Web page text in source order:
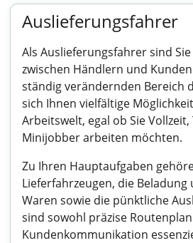
Auslieferungsfahrer
Als Auslieferungsfahrer sind
zwischen Händlern und
ständig verändernden Bereich
sich Ihnen vielfältige
Arbeitswelt, egal ob Sie
Minijobber arbeiten möchten.
Zu Ihren Hauptaufgaben
Lieferfahrzeugen, die
Waren sowie die pünktliche
sind sowohl präzise
Kundenkommunikation